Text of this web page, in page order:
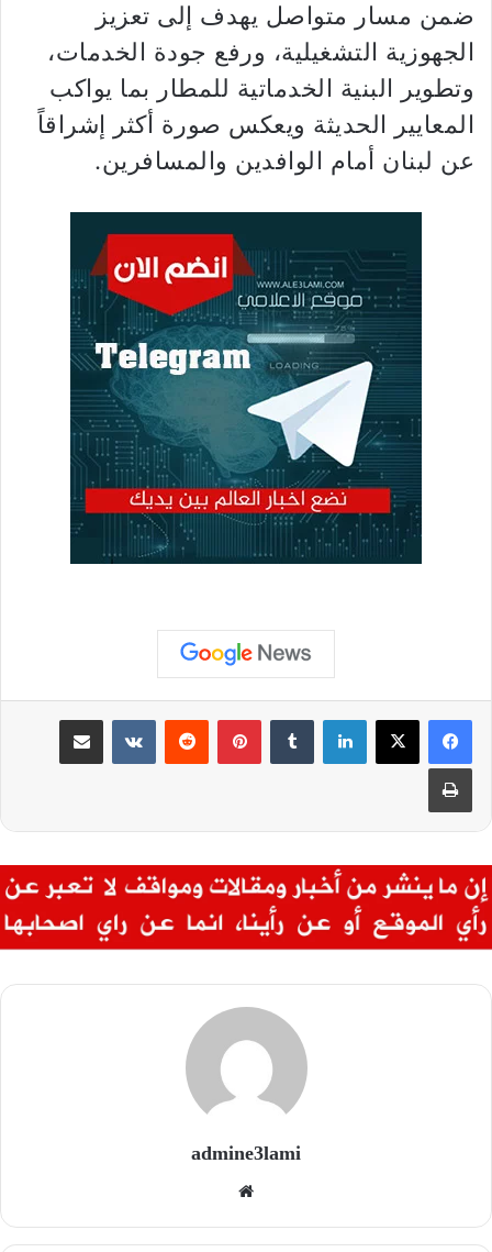
ضمن مسار متواصل يهدف إلى تعزيز
الجهوزية التشغيلية، ورفع جودة الخدمات،
وتطوير البنية الخدماتية للمطار بما يواكب
المعايير الحديثة ويعكس صورة أكثر إشراقاً
عن لبنان أمام الوافدين والمسافرين.
لينكدإن بينتيريست مشاركة عبر البريد
طباعة
admine3lami